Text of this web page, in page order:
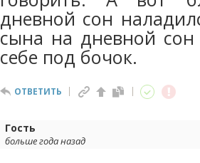
дневной сон
сына на дневной сон
себе под бочок.
ОТВЕТИТЬ
Гость
больше года назад